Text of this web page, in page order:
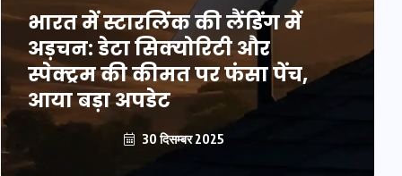
भारत में स्टारलिंक की लैंडिंग में
अड़चन: डेटा सिक्योरिटी और
स्पेक्ट्रम की कीमत पर फंसा पेंच,
आया बड़ा अपडेट
30 दिसम्बर 2025